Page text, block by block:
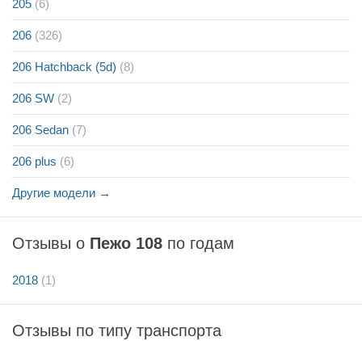
205 (6)
206 (326)
206 Hatchback (5d) (8)
206 SW (2)
206 Sedan (7)
206 plus (6)
Другие модели →
Отзывы о Пежо 108 по годам
2018 (1)
Отзывы по типу транспорта